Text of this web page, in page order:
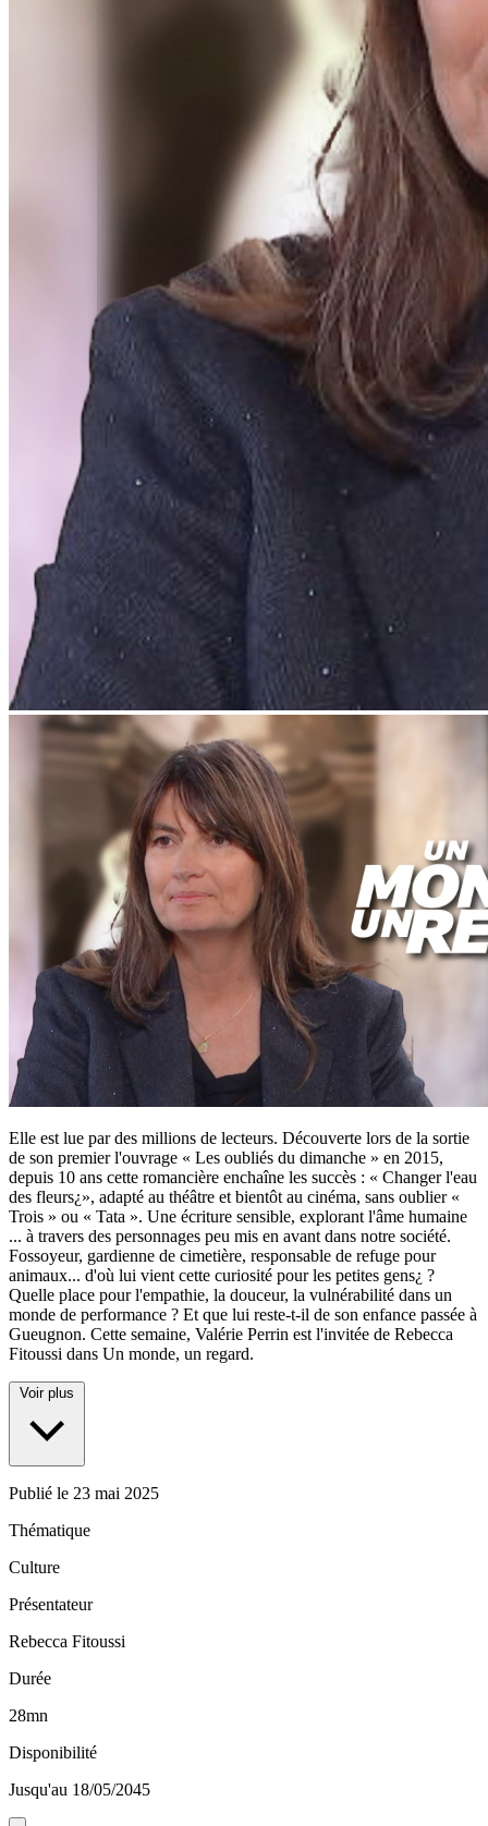
Elle est lue par des millions de lecteurs. Découverte lors de la sortie
de son premier l'ouvrage « Les oubliés du dimanche » en 2015,
depuis 10 ans cette romancière enchaîne les succès : « Changer l'eau
des fleurs¿», adapté au théâtre et bientôt au cinéma, sans oublier «
Trois » ou « Tata ». Une écriture sensible, explorant l'âme humaine
... à travers des personnages peu mis en avant dans notre société.
Fossoyeur, gardienne de cimetière, responsable de refuge pour
animaux... d'où lui vient cette curiosité pour les petites gens¿ ?
Quelle place pour l'empathie, la douceur, la vulnérabilité dans un
monde de performance ? Et que lui reste-t-il de son enfance passée à
Gueugnon. Cette semaine, Valérie Perrin est l'invitée de Rebecca
Fitoussi dans Un monde, un regard.
Voir plus
Publié le 23 mai 2025
Thématique
Culture
Présentateur
Rebecca Fitoussi
Durée
28mn
Disponibilité
Jusqu'au 18/05/2045